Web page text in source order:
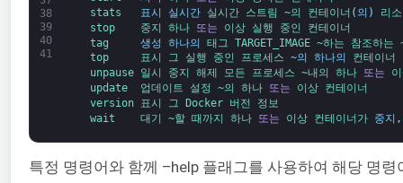
38
39
40
41
stats
표시 실시간 실시간 스트림 ~의 컨테이너 ( 의 )
리
stop
중지 하나 또는 이상 실행 중인
컨테이너
tag 생성 하나의 태그 TARGET_IMAGE ~하는 참조하는
top
표시 그 실행 중인 프로세스 ~의 하나의
컨테이너
unpause 일시 중지 해제 모든 프로세스 ~내의 하나 또는
update
업데이트 설정 ~의 하나 또는 이상 컨테이너
version 표시 그 Docker 버전
정보
wait 대기 ~할 때까지 하나 또는 이상 컨테이너가 중지 ,
특정 명령어와 함께 –help 플래그를 사용하여 해당 명